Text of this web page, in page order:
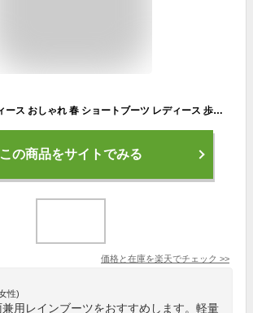
レインブーツ レディース おしゃれ 春 ショートブーツ レディース 歩きやすい ショート レインシューズ レディース 軽い 春夏 ブーツ レディース 歩きやすい 黒 長靴 防滑 靴 冬 防水 ローヒール ヒール スムース エナメル
この商品をサイトでみる
価格と在庫を楽天でチェック >>
性)
用レインブーツをおすすめします。軽量